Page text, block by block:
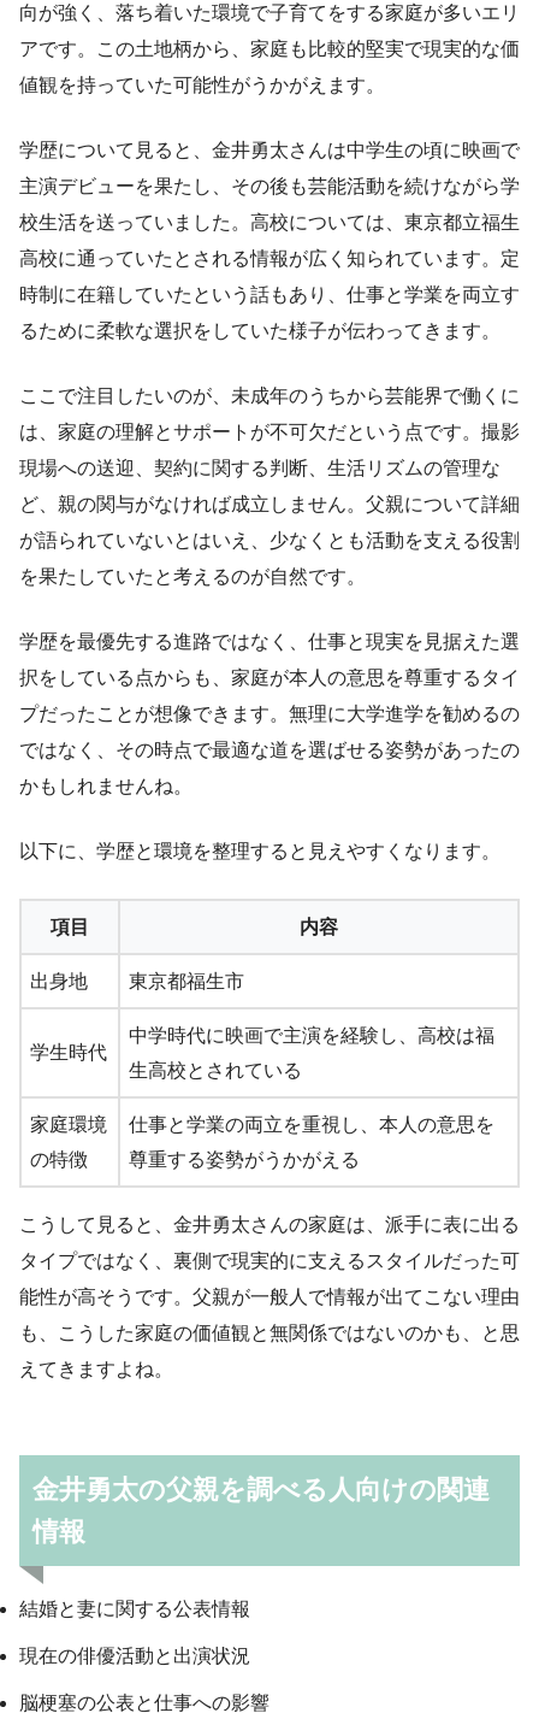
向が強く、落ち着いた環境で子育てをする家庭が多いエリ
アです。この土地柄から、家庭も比較的堅実で現実的な価
値観を持っていた可能性がうかがえます。
学歴について見ると、金井勇太さんは中学生の頃に映画で
主演デビューを果たし、その後も芸能活動を続けながら学
校生活を送っていました。高校については、東京都立福生
高校に通っていたとされる情報が広く知られています。定
時制に在籍していたという話もあり、仕事と学業を両立す
るために柔軟な選択をしていた様子が伝わってきます。
ここで注目したいのが、未成年のうちから芸能界で働くに
は、家庭の理解とサポートが不可欠だという点です。撮影
現場への送迎、契約に関する判断、生活リズムの管理な
ど、親の関与がなければ成立しません。父親について詳細
が語られていないとはいえ、少なくとも活動を支える役割
を果たしていたと考えるのが自然です。
学歴を最優先する進路ではなく、仕事と現実を見据えた選
択をしている点からも、家庭が本人の意思を尊重するタイ
プだったことが想像できます。無理に大学進学を勧めるの
ではなく、その時点で最適な道を選ばせる姿勢があったの
かもしれませんね。
以下に、学歴と環境を整理すると見えやすくなります。
項目 内容
出身地 東京都福生市
学生時代
中学時代に映画で主演を経験し、高校は福
生高校とされている
家庭環境
の特徴
仕事と学業の両立を重視し、本人の意思を
尊重する姿勢がうかがえる
こうして見ると、金井勇太さんの家庭は、派手に表に出る
タイプではなく、裏側で現実的に支えるスタイルだった可
能性が高そうです。父親が一般人で情報が出てこない理由
も、こうした家庭の価値観と無関係ではないのかも、と思
えてきますよね。
金井勇太の父親を調べる人向けの関連
情報
結婚と妻に関する公表情報
現在の俳優活動と出演状況
脳梗塞の公表と仕事への影響